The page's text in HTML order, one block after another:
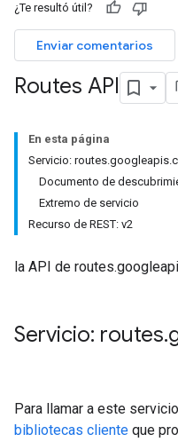
¿Te resultó útil?
Enviar comentarios
Routes API
En esta página
Servicio:
Documento de
Extremo de servicio
Recurso de REST: v2
la API de
Servicio: routes.
Para llamar a este
bibliotecas cliente que